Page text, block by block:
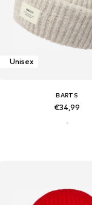
Unisex
BARTS
€34,99